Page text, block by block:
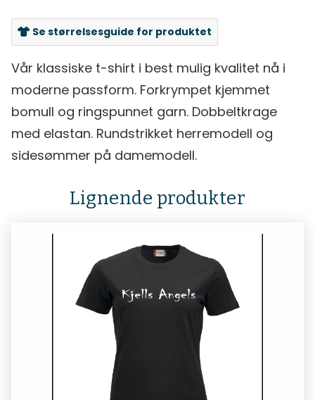
Se størrelsesguide for produktet
Vår klassiske t-shirt i best mulig kvalitet nå i
moderne passform. Forkrympet kjemmet
bomull og ringspunnet garn. Dobbeltkrage
med elastan. Rundstrikket herremodell og
sidesømmer på damemodell.
Lignende produkter